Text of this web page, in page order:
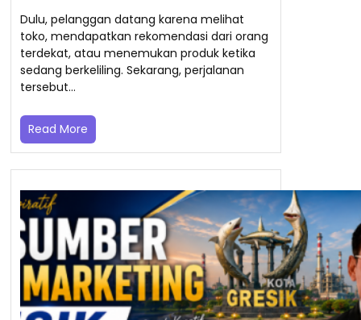
Dulu, pelanggan datang karena melihat
toko, mendapatkan rekomendasi dari orang
terdekat, atau menemukan produk ketika
sedang berkeliling. Sekarang, perjalanan
tersebut…
Read More